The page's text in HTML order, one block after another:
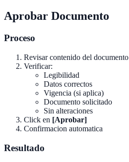
Aprobar Documento
Proceso
Revisar contenido del documento
Verificar:
Legibilidad
Datos correctos
Vigencia (si aplica)
Documento solicitado
Sin alteraciones
Click en [Aprobar]
Confirmacion automatica
Resultado